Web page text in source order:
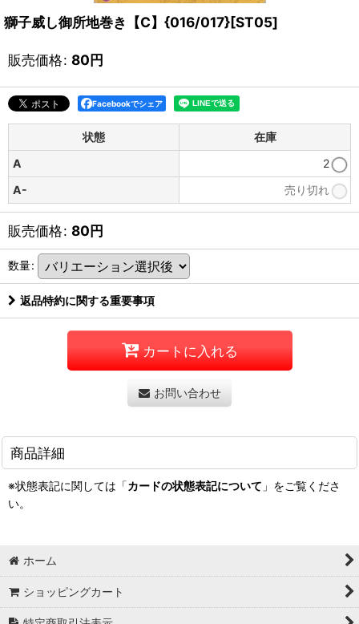
獅子威し御所地巻き【C】{016/017}[ST05]
販売価格: 80円
Facebookでシェア
状態
在庫
A
2
A-
売り切れ
販売価格: 80円
数量:
返品特約に関する重要事項
カートに入れる
お問い合わせ
商品詳細
※状態表記に関しては「カードの状態表記について 」をご覧くださ
い。
ホーム
ショッピングカート